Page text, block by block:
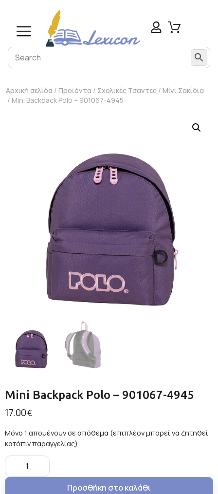
Αρχική σελίδα / Προϊόντα / Σχολικές Τσάντες / Μίνι Σακίδια
/ Mini Backpack Polo – 901067-4945
Mini Backpack Polo – 901067-4945
17.00€
Μόνο 1 απομένουν σε απόθεμα (επιπλέον μπορεί να ζητηθεί
κατόπιν παραγγελίας)
Προσθήκη στο καλάθι